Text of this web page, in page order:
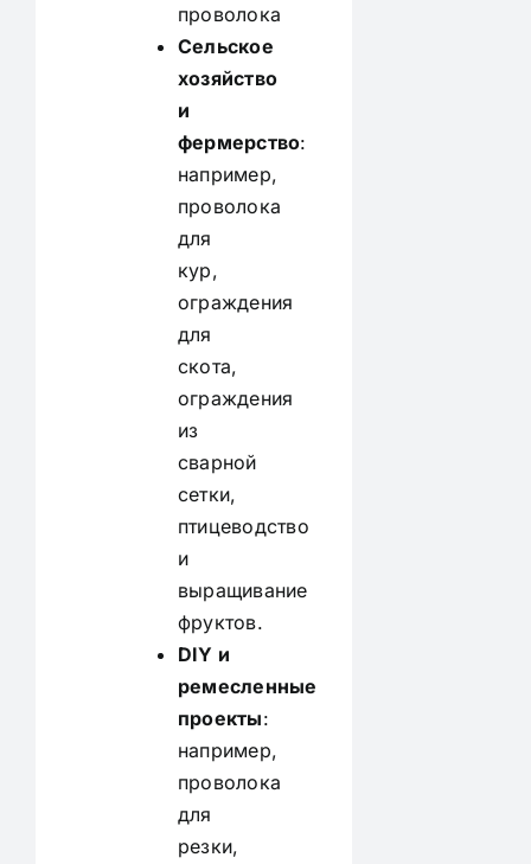
проволока
Сельское
хозяйство
и
фермерство:
например,
проволока
для
кур,
ограждения
для
скота,
ограждения
из
сварной
сетки,
птицеводство
и
выращивание
фруктов.
DIY и
ремесленные
проекты:
например,
проволока
для
резки,